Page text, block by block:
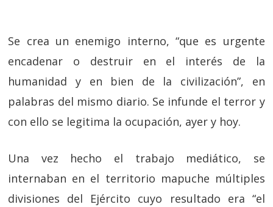
Se crea un enemigo interno, “que es urgente
encadenar o destruir en el interés de la
humanidad y en bien de la civilización”, en
palabras del mismo diario. Se infunde el terror y
con ello se legitima la ocupación, ayer y hoy.
Una vez hecho el trabajo mediático, se
internaban en el territorio mapuche múltiples
divisiones del Ejército cuyo resultado era “el